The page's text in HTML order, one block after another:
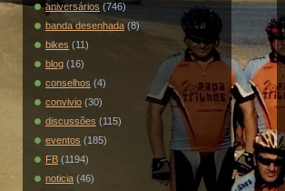
aniversários (746)
banda desenhada (8)
bikes (11)
blog (16)
conselhos (4)
convivio (30)
discussões (115)
eventos (185)
FB (1194)
noticia (46)